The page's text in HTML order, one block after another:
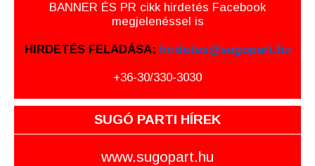
BANNER ÉS PR cikk hirdetés Facebook
megjelenéssel is
HIRDETÉS FELADÁSA: hirdetes@sugopart.hu
+36-30/330-3030
SUGÓ PARTI HÍREK
www.sugopart.hu